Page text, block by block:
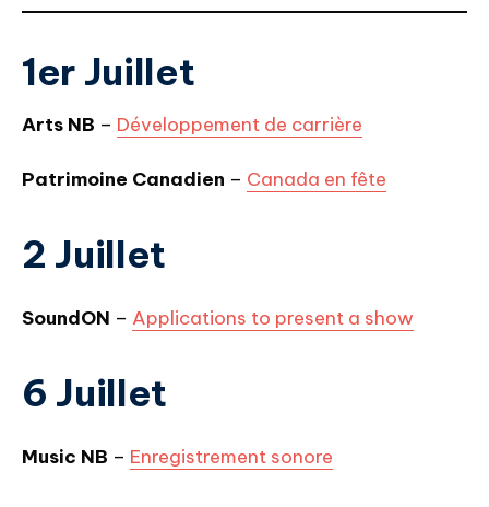
1er Juillet
Arts NB – Développement de carrière
Patrimoine Canadien – Canada en fête
2 Juillet
SoundON – Applications to present a show
6 Juillet
Music NB – Enregistrement sonore